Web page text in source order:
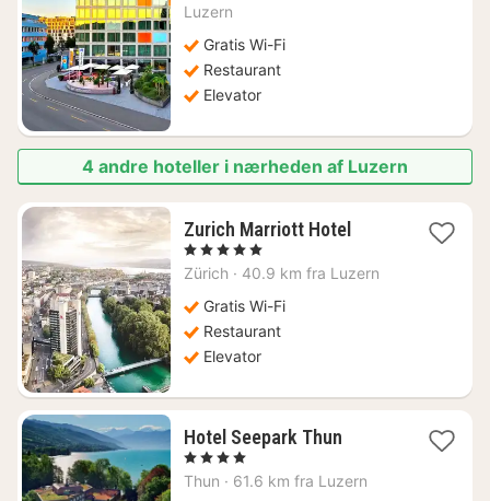
1747
kr.
Luzern
Gratis Wi-Fi
Restaurant
Elevator
4 andre hoteller i nærheden af Luzern
Zurich Marriott Hotel1
fra
, 5 Stjerner
Zürich · 40.9 km fra Luzern
Gratis Wi-Fi
Restaurant
Elevator
Hotel Seepark Thun1
fra
, 4 Stjerner
Thun · 61.6 km fra Luzern